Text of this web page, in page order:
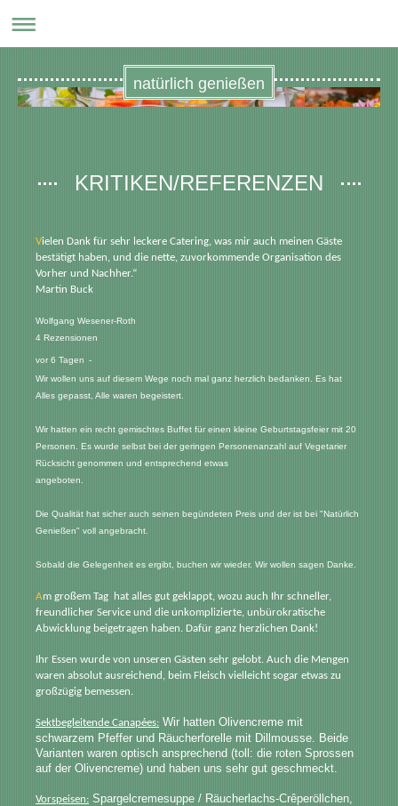
natürlich genießen
KRITIKEN/REFERENZEN
Vielen Dank für sehr leckere Catering, was mir auch meinen Gäste
bestätigt haben, und die nette, zuvorkommende Organisation des
Vorher und Nachher.“
Martin Buck
Wolfgang Wesener-Roth
4 Rezensionen
vor 6 Tagen -
Wir wollen uns auf diesem Wege noch mal ganz herzlich bedanken. Es hat
Alles gepasst, Alle waren begeistert.
Wir hatten ein recht gemischtes Buffet für einen kleine Geburtstagsfeier mit 20
Personen. Es wurde selbst bei der geringen Personenanzahl auf Vegetarier
Rücksicht genommen und entsprechend etwas
angeboten.
Die Qualität hat sicher auch seinen begündeten Preis und der ist bei "Natürlich
Genießen" voll angebracht.
Sobald die Gelegenheit es ergibt, buchen wir wieder. Wir wollen sagen Danke.
Am großem Tag hat alles gut geklappt, wozu auch Ihr schneller,
freundlicher Service und die unkomplizierte, unbürokratische
Abwicklung beigetragen haben. Dafür ganz herzlichen Dank!
Ihr Essen wurde von unseren Gästen sehr gelobt. Auch die Mengen
waren absolut ausreichend, beim Fleisch vielleicht sogar etwas zu
großzügig bemessen.
Sektbegleitende Canapées: Wir hatten Olivencreme mit
schwarzem Pfeffer und Räucherforelle mit Dillmousse. Beide
Varianten waren optisch ansprechend (toll: die roten Sprossen
auf der Olivencreme) und haben uns sehr gut geschmeckt.
Vorspeisen: Spargelcremesuppe / Räucherlachs-Crêperöllchen,